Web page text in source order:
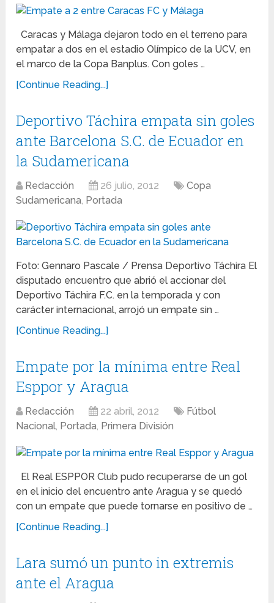
Caracas y Málaga dejaron todo en el terreno para
empatar a dos en el estadio Olímpico de la UCV, en
el marco de la Copa Banplus. Con goles …
[Continue Reading...]
Deportivo Táchira empata sin goles
ante Barcelona S.C. de Ecuador en
la Sudamericana
Redacción 26 julio, 2012
Copa
Sudamericana, Portada
Foto: Gennaro Pascale / Prensa Deportivo Táchira El
disputado encuentro que abrió el accionar del
Deportivo Táchira F.C. en la temporada y con
carácter internacional, arrojó un empate sin …
[Continue Reading...]
Empate por la mínima entre Real
Esppor y Aragua
Redacción 22 abril, 2012
Fútbol
Nacional, Portada, Primera División
El Real ESPPOR Club pudo recuperarse de un gol
en el inicio del encuentro ante Aragua y se quedó
con un empate que puede tornarse en positivo de …
[Continue Reading...]
Lara sumó un punto in extremis
ante el Aragua